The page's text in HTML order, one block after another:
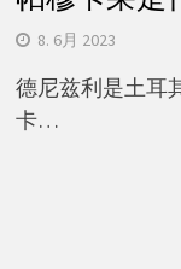
8. 6月 2023
德尼兹利是土耳
卡…